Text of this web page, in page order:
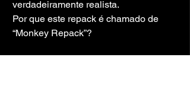
verdadeiramente realista.
Por que este repack é chamado de
“Monkey Repack”?